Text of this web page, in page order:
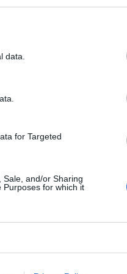
data.
for Targeted
Sale, and/or Sharing
Purposes for which it
οφείλαμε, όπως
ο κ.
και
φρόντισε να
να κάνει
Θα
φωτιά εν τη
ζητούσε
“Κέντρο